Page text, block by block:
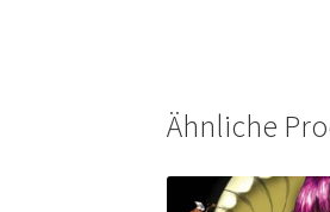
Ähnliche